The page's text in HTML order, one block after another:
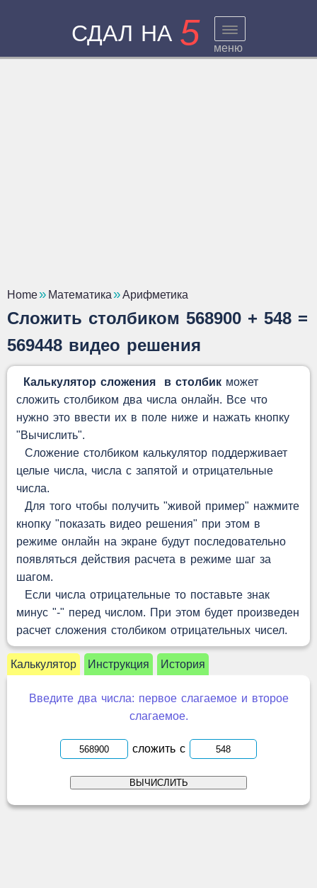
СДАЛ НА 5 меню
Home Математика Арифметика
Сложить столбиком 568900 + 548 =
569448 видео решения
Калькулятор сложения в столбик может
сложить столбиком два числа онлайн. Все что
нужно это ввести их в поле ниже и нажать кнопку
"Вычислить".
Сложение столбиком калькулятор поддерживает
целые числа, числа с запятой и отрицательные
числа.
Для того чтобы получить "живой пример" нажмите
кнопку "показать видео решения" при этом в
режиме онлайн на экране будут последовательно
появляться действия расчета в режиме шаг за
шагом.
Если числа отрицательные то поставьте знак
минус "-" перед числом. При этом будет произведен
расчет сложения столбиком отрицательных чисел.
Калькулятор Инструкция История
Введите два числа: первое слагаемое и второе
слагаемое.
сложить с